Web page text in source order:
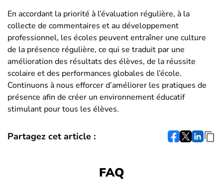
En accordant la priorité à l’évaluation régulière, à la
collecte de commentaires et au développement
professionnel, les écoles peuvent entraîner une culture
de la présence régulière, ce qui se traduit par une
amélioration des résultats des élèves, de la réussite
scolaire et des performances globales de l’école.
Continuons à nous efforcer d’améliorer les pratiques de
présence afin de créer un environnement éducatif
stimulant pour tous les élèves.
Partagez cet article :
FAQ